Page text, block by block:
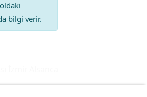
bilgi verir.